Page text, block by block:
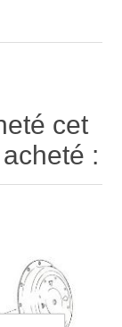
cet
: